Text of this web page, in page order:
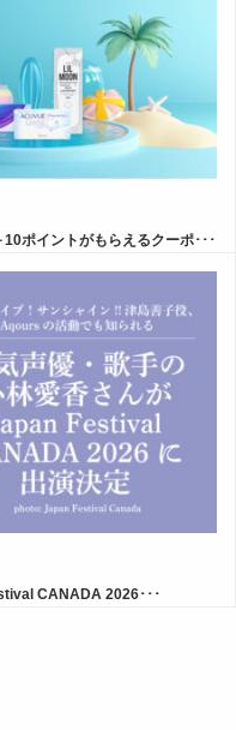
ポイントがもらえるクーポ･･･
CANADA 2026･･･